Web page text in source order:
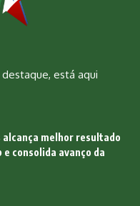
está aqui
alcança melhor resultado
consolida avanço da